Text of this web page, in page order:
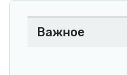
Важное